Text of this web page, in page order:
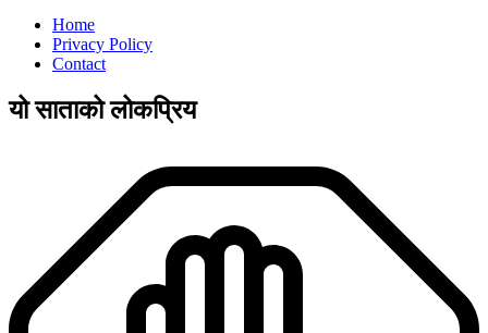
Home
Privacy Policy
Contact
यो साताको लोकप्रिय